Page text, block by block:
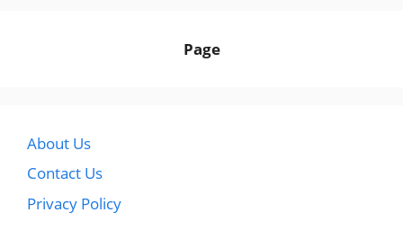
Page
About Us
Contact Us
Privacy Policy